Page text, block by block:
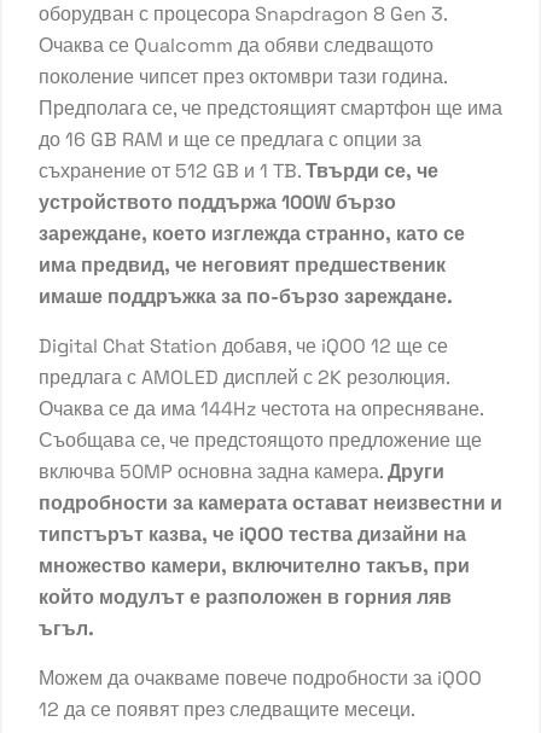
оборудван с процесора Snapdragon 8 Gen 3.
Очаква се Qualcomm да обяви следващото
поколение чипсет през октомври тази година.
Предполага се, че предстоящият смартфон ще има
до 16 GB RAM и ще се предлага с опции за
съхранение от 512 GB и 1 TB.Твърди се, че
устройството поддържа 100W бързо
зареждане, което изглежда странно, като се
има предвид, че неговият предшественик
имаше поддръжка за по-бързо зареждане.
Digital Chat Station добавя, че iQOO 12 ще се
предлага с AMOLED дисплей с 2K резолюция.
Очаква се да има 144Hz честота на опресняване.
Съобщава се, че предстоящото предложение ще
включва 50MP основна задна камера.Други
подробности за камерата остават неизвестни и
типстърът казва, че iQOO тества дизайни на
множество камери, включително такъв, при
който модулът е разположен в горния ляв
ъгъл.
Можем да очакваме повече подробности за iQOO
12 да се появят през следващите месеци.